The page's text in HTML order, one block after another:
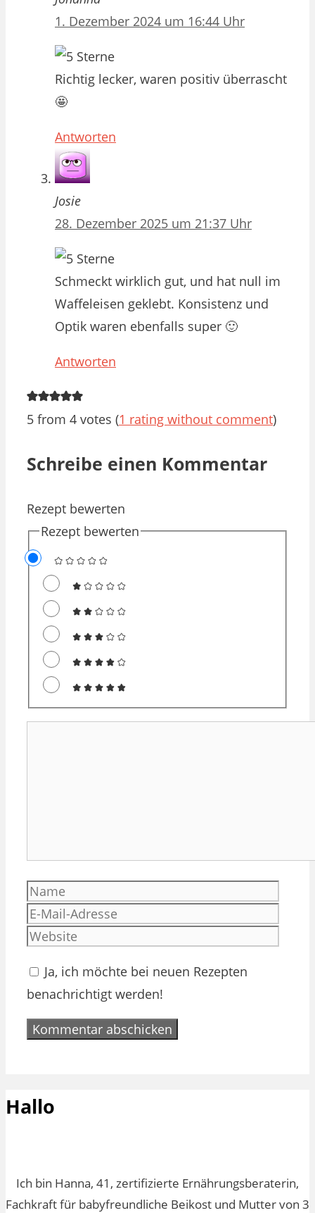
1. Dezember 2024 um 16:44 Uhr
Richtig lecker, waren positiv überrascht
🤩
Antworten
Josie
28. Dezember 2025 um 21:37 Uhr
Schmeckt wirklich gut, und hat null im
Waffeleisen geklebt. Konsistenz und
Optik waren ebenfalls super 🙂
Antworten
5 from 4 votes (1 rating without comment)
Schreibe einen Kommentar
Rezept bewerten
Rezept bewerten
Name
Ja, ich möchte bei neuen Rezepten
benachrichtigt werden!
Hallo
Ich bin Hanna, 41, zertifizierte Ernährungsberaterin,
Fachkraft für babyfreundliche Beikost und Mutter von 3